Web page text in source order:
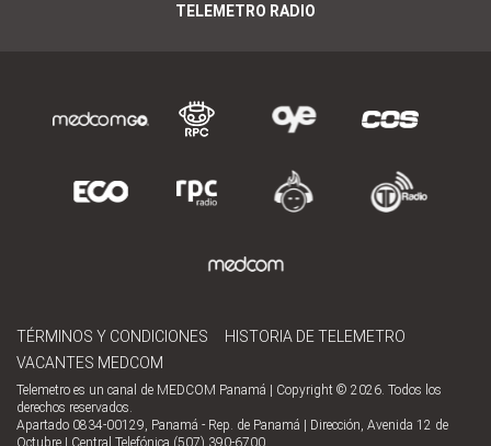
TELEMETRO RADIO
TÉRMINOS Y CONDICIONES
HISTORIA DE TELEMETRO
VACANTES MEDCOM
Telemetro es un canal de MEDCOM Panamá | Copyright © 2026. Todos los
derechos reservados.
Apartado 0834-00129, Panamá - Rep. de Panamá | Dirección, Avenida 12 de
Octubre | Central Telefónica (507) 390-6700